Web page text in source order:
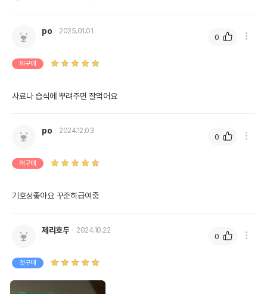
po 2025.01.01
재구매
사료나 습식에 뿌려주면 잘먹어요
0
po 2024.12.03
재구매
기호성좋아요 꾸준히급여중
0
제리호두 2024.10.22
첫구매
0